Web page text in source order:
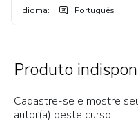
Idioma: Português
Produto
Cadastre-se e mostre
autor(a) deste curso!